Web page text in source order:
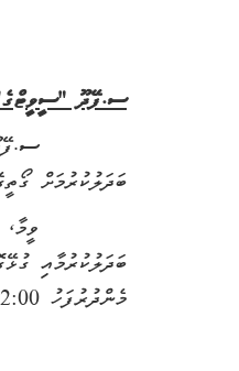
ސ.ފޭދޫ
ސ.ފޭދޫ،
ބަދަލުކުރުމަށް
ވީމާ،
މެންދުރުފަހު 02:00ގެ ކުރިން ލިޔުމަކުން މި އޮފީހަށް ހުށަހެޅުއްވުން އެދެމެވެ.